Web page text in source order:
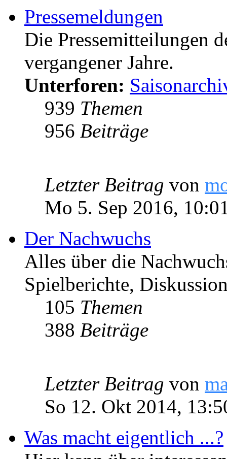
Pressemeldungen
Die Pressemitteilungen
vergangener Jahre.
Unterforen:
939 Themen
956 Beiträge
Letzter Beitrag von
Mo 5. Sep 2016,
Der Nachwuchs
Alles über die
Spielberichte,
105 Themen
388 Beiträge
Letzter Beitrag von
So 12. Okt 2014,
Was macht eigentlich ...?